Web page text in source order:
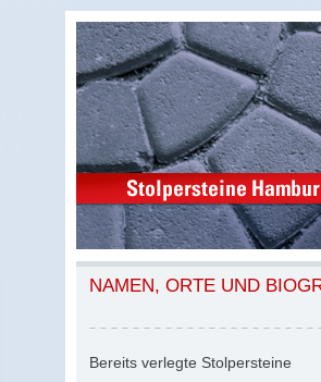
NAMEN, ORTE UND
Bereits verlegte Stolpersteine